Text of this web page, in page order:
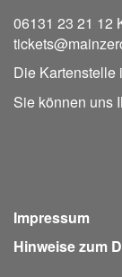
06131 23 21 12
Die Kartenstelle
Sie können uns
Impressum
Hinweise zum